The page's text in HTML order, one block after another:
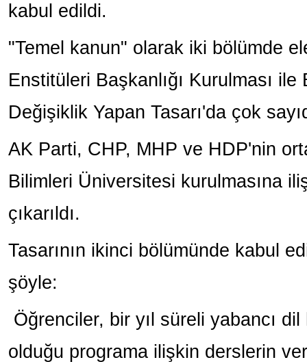
kabul edildi.
"Temel kanun" olarak iki bölümde
Enstitüleri Başkanlığı Kurulması
Değişiklik Yapan Tasarı'da çok
AK Parti, CHP, MHP ve HDP'nin
Bilimleri Üniversitesi kurulmasına
çıkarıldı.
Tasarının ikinci bölümünde kabul
şöyle:
Öğrenciler, bir yıl süreli yabancı dil
olduğu programa ilişkin derslerin